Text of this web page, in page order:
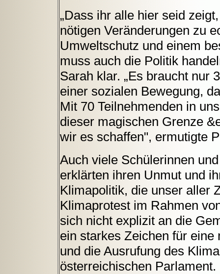
„Dass ihr alle hier seid
nötigen Veränderungen zu
Umweltschutz und einem
muss auch die Politik
Sarah klar. „Es braucht nur
einer sozialen Bewegung,
Mit 70 Teilnehmenden in
dieser magischen Grenze
wir es schaffen", ermutigte
Auch viele Schülerinnen
erklärten ihren Unmut und
Klimapolitik, die unser aller
Klimaprotest im Rahmen
sich nicht explizit an die
ein starkes Zeichen für
und die Ausrufung des
österreichischen Parlament.